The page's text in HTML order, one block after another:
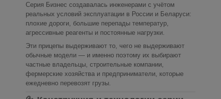
Серия Бизнес создавалась инженерами с учётом
реальных условий эксплуатации в России и Беларуси:
плохие дороги, большие перепады температур,
агрессивные реагенты и постоянные нагрузки.
Эти прицепы выдерживают то, чего не выдерживают
обычные модели — и именно поэтому их выбирают
частные владельцы, строительные компании,
фермерские хозяйства и предприниматели, которые
ежедневно перевозят грузы.